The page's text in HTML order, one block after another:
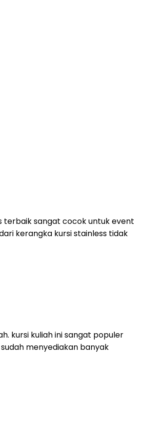
terbaik sangat cocok untuk event
kerangka kursi stainless tidak
kursi kuliah ini sangat populer
menyediakan banyak